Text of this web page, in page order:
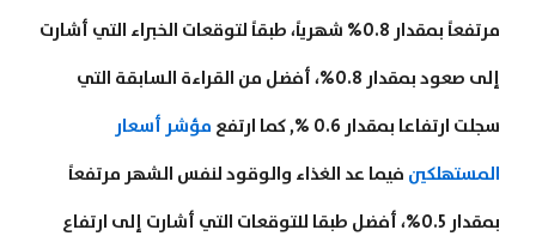
مرتفعاً بمقدار 0.8% شهرياً، طبقاً لتوقعات الخبراء التي أشارت
إلى صعود بمقدار 0.8%، أفضل من القراءة السابقة التي
سجلت ارتفاعا بمقدار 0.6 %, كما ارتفع
مؤشر أسعار
المستهلكين فيما عد الغذاء والوقود لنفس الشهر مرتفعاً
بمقدار 0.5%، أفضل طبقا للتوقعات التي أشارت إلى ارتفاع